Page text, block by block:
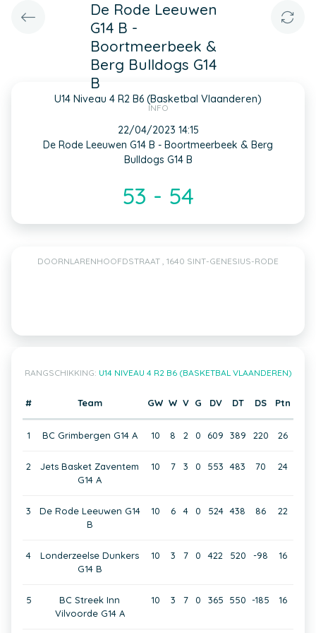
De Rode Leeuwen
G14 B -
Boortmeerbeek &
Berg Bulldogs G14
B
U14 Niveau 4 R2 B6 (Basketbal Vlaanderen)
INFO
22/04/2023 14:15
De Rode Leeuwen G14 B - Boortmeerbeek & Berg
Bulldogs G14 B
53 - 54
DOORNLARENHOOFDSTRAAT , 1640 SINT-GENESIUS-RODE
RANGSCHIKKING: U14 NIVEAU 4 R2 B6 (BASKETBAL VLAANDEREN)
# Team GW W V G DV DT DS Ptn
1 BC Grimbergen G14 A 10 8 2 0 609 389 220 26
2
Jets Basket Zaventem
G14 A
10 7 3 0 553 483 70 24
3
De Rode Leeuwen G14
B
10 6 4 0 524 438 86 22
4
Londerzeelse Dunkers
G14 B
10 3 7 0 422 520 -98 16
5
BC Streek Inn
Vilvoorde G14 A
10 3 7 0 365 550 -185 16